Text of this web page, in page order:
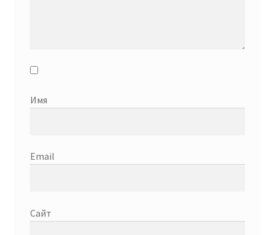
Имя
Email
Сайт